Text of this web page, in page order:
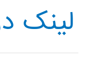
لینک